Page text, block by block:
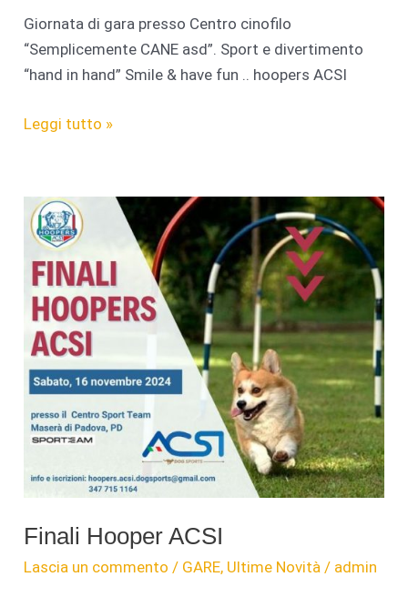
Giornata di gara presso Centro cinofilo
“Semplicemente CANE asd”. Sport e divertimento
“hand in hand” Smile & have fun .. hoopers ACSI
Giornata
presso
Centro
cinofilo
“Semplicemente
CANE
asd”
Leggi tutto »
Finali Hooper ACSI
Lascia un commento / GARE, Ultime Novità / admin